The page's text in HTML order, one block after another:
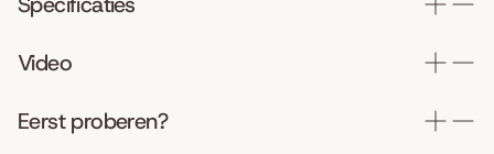
Video
Eerst proberen?